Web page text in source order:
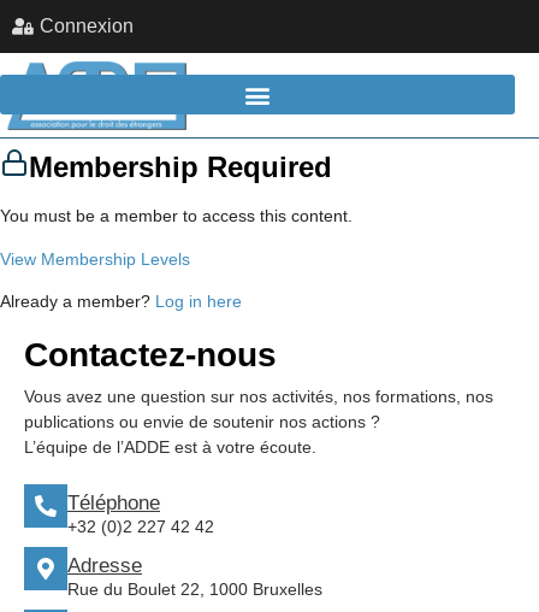
Connexion
Membership Required
You must be a member to access this content.
View Membership Levels
Already a member? Log in here
Contactez-nous
Vous avez une question sur nos activités, nos formations, nos
publications ou envie de soutenir nos actions ?
L’équipe de l’ADDE est à votre écoute.
Téléphone
+32 (0)2 227 42 42
Adresse
Rue du Boulet 22, 1000 Bruxelles